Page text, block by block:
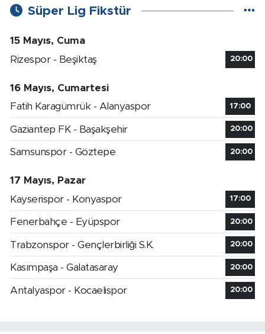
Süper Lig Fikstür
15 Mayıs, Cuma
Rizespor - Beşiktaş
20:00
16 Mayıs, Cumartesi
Fatih Karagümrük - Alanyaspor
17:00
Gaziantep FK - Başakşehir 20:00
Samsunspor - Göztepe 20:00
17 Mayıs, Pazar
Kayserispor - Konyaspor
17:00
Fenerbahçe - Eyüpspor 20:00
Trabzonspor - Gençlerbirliği S.K. 20:00
Kasımpaşa - Galatasaray 20:00
Antalyaspor - Kocaelispor 20:00